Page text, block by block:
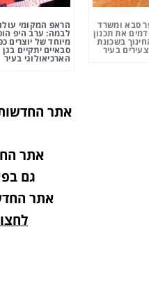
סבא ומשרד
את תכנון
בשכונת
בעיר
הראפ המקומי
לבמה: ערב היפ
מיוחד של יוצרים
סבאיים יתקיים בגן
הארכיאולוגי בעיר
אתר
אתר
גם
אתר